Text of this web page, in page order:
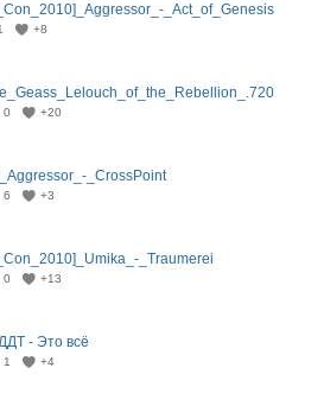
_Act_of_Genesis
+8
0 +20
_CrossPoint
6 +3
_Traumerei
0 +13
- Это всё
1 +4